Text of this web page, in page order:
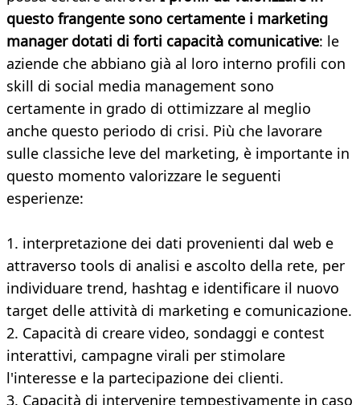
questo frangente sono certamente i marketing
manager dotati di forti capacità comunicative: le
aziende che abbiano già al loro interno profili con
skill di social media management sono
certamente in grado di ottimizzare al meglio
anche questo periodo di crisi. Più che lavorare
sulle classiche leve del marketing, è importante in
questo momento valorizzare le seguenti
esperienze:
1. interpretazione dei dati provenienti dal web e
attraverso tools di analisi e ascolto della rete, per
individuare trend, hashtag e identificare il nuovo
target delle attività di marketing e comunicazione.
2. Capacità di creare video, sondaggi e contest
interattivi, campagne virali per stimolare
l'interesse e la partecipazione dei clienti.
3. Capacità di intervenire tempestivamente in caso